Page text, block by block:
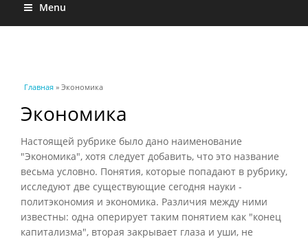
Menu
Вы здесь
Главная » Экономика
Экономика
Настоящей рубрике было дано наименование
"Экономика", хотя следует добавить, что это название
весьма условно. Понятия, которые попадают в рубрику,
исследуют две существующие сегодня науки -
политэкономия и экономика. Различия между ними
известны: одна оперирует таким понятием как "конец
капитализма", вторая закрывает глаза и уши, не